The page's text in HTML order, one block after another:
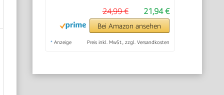
21,94 €
24,99 €
Bei Amazon ansehen
* Anzeige Preis inkl. MwSt., zzgl. Versandkosten